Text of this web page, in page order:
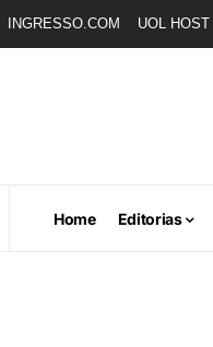
INGRESSO.COM UOL HOST
Home Editorias